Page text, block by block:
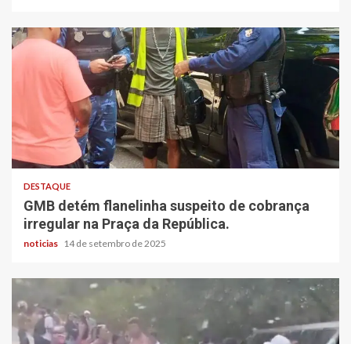
DESTAQUE
GMB detém flanelinha suspeito de cobrança
irregular na Praça da República.
noticias 14 de setembro de 2025